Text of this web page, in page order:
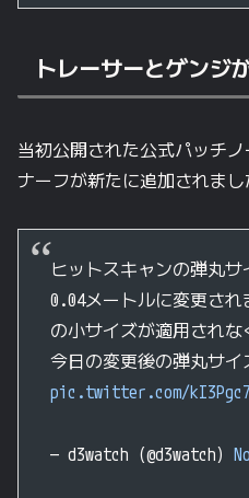
トレーサーとゲンジ
当初公開された公式パッチ
ナーフが新たに追加されまし
ヒットスキャンの弾丸
0.04メートルに変更さ
の小サイズが適用されな
今日の変更後の弾丸サ
pic.twitter.com/
— d3watch (@d3watch)